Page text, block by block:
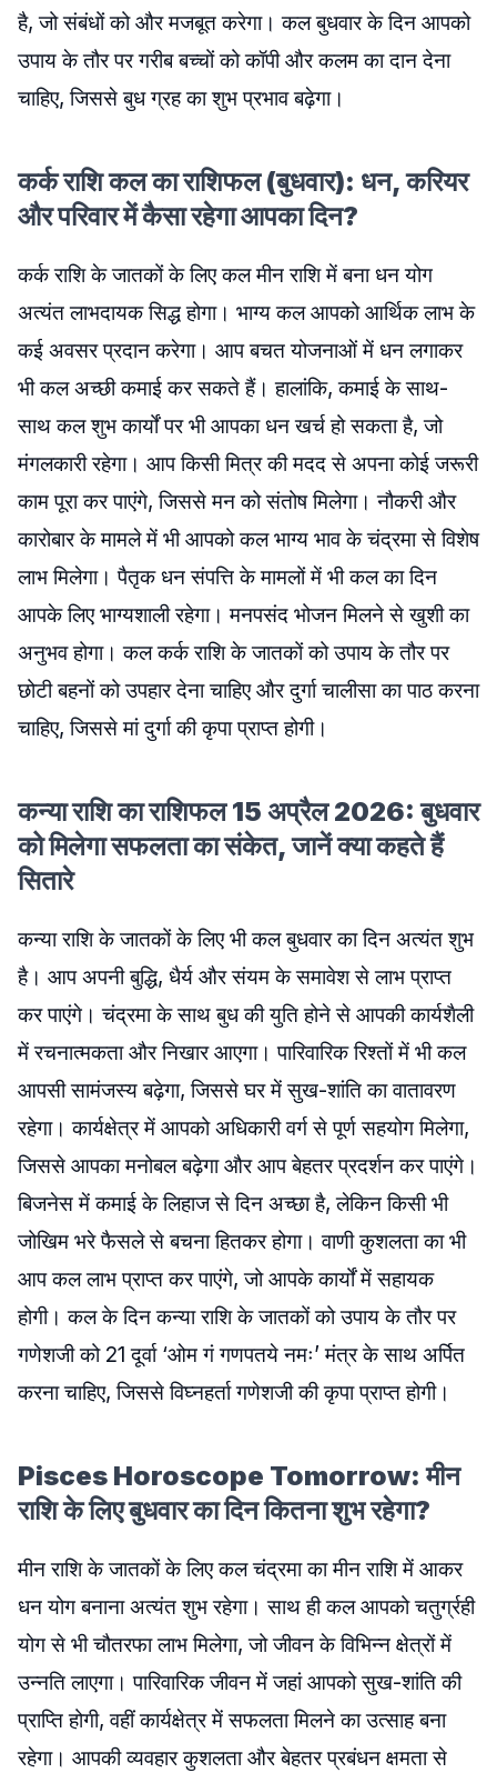
है, जो संबंधों को और मजबूत करेगा। कल बुधवार के दिन आपको
उपाय के तौर पर गरीब बच्चों को कॉपी और कलम का दान देना
चाहिए, जिससे बुध ग्रह का शुभ प्रभाव बढ़ेगा।
कर्क राशि कल का राशिफल (बुधवार): धन, करियर
और परिवार में कैसा रहेगा आपका दिन?
कर्क राशि के जातकों के लिए कल मीन राशि में बना धन योग
अत्यंत लाभदायक सिद्ध होगा। भाग्य कल आपको आर्थिक लाभ के
कई अवसर प्रदान करेगा। आप बचत योजनाओं में धन लगाकर
भी कल अच्छी कमाई कर सकते हैं। हालांकि, कमाई के साथ-
साथ कल शुभ कार्यों पर भी आपका धन खर्च हो सकता है, जो
मंगलकारी रहेगा। आप किसी मित्र की मदद से अपना कोई जरूरी
काम पूरा कर पाएंगे, जिससे मन को संतोष मिलेगा। नौकरी और
कारोबार के मामले में भी आपको कल भाग्य भाव के चंद्रमा से विशेष
लाभ मिलेगा। पैतृक धन संपत्ति के मामलों में भी कल का दिन
आपके लिए भाग्यशाली रहेगा। मनपसंद भोजन मिलने से खुशी का
अनुभव होगा। कल कर्क राशि के जातकों को उपाय के तौर पर
छोटी बहनों को उपहार देना चाहिए और दुर्गा चालीसा का पाठ करना
चाहिए, जिससे मां दुर्गा की कृपा प्राप्त होगी।
कन्या राशि का राशिफल 15 अप्रैल 2026: बुधवार
को मिलेगा सफलता का संकेत, जानें क्या कहते हैं
सितारे
कन्या राशि के जातकों के लिए भी कल बुधवार का दिन अत्यंत शुभ
है। आप अपनी बुद्धि, धैर्य और संयम के समावेश से लाभ प्राप्त
कर पाएंगे। चंद्रमा के साथ बुध की युति होने से आपकी कार्यशैली
में रचनात्मकता और निखार आएगा। पारिवारिक रिश्तों में भी कल
आपसी सामंजस्य बढ़ेगा, जिससे घर में सुख-शांति का वातावरण
रहेगा। कार्यक्षेत्र में आपको अधिकारी वर्ग से पूर्ण सहयोग मिलेगा,
जिससे आपका मनोबल बढ़ेगा और आप बेहतर प्रदर्शन कर पाएंगे।
बिजनेस में कमाई के लिहाज से दिन अच्छा है, लेकिन किसी भी
जोखिम भरे फैसले से बचना हितकर होगा। वाणी कुशलता का भी
आप कल लाभ प्राप्त कर पाएंगे, जो आपके कार्यों में सहायक
होगी। कल के दिन कन्या राशि के जातकों को उपाय के तौर पर
गणेशजी को 21 दूर्वा ‘ओम गं गणपतये नमः’ मंत्र के साथ अर्पित
करना चाहिए, जिससे विघ्नहर्ता गणेशजी की कृपा प्राप्त होगी।
Pisces Horoscope Tomorrow: मीन
राशि के लिए बुधवार का दिन कितना शुभ रहेगा?
मीन राशि के जातकों के लिए कल चंद्रमा का मीन राशि में आकर
धन योग बनाना अत्यंत शुभ रहेगा। साथ ही कल आपको चतुर्ग्रही
योग से भी चौतरफा लाभ मिलेगा, जो जीवन के विभिन्न क्षेत्रों में
उन्नति लाएगा। पारिवारिक जीवन में जहां आपको सुख-शांति की
प्राप्ति होगी, वहीं कार्यक्षेत्र में सफलता मिलने का उत्साह बना
रहेगा। आपकी व्यवहार कुशलता और बेहतर प्रबंधन क्षमता से